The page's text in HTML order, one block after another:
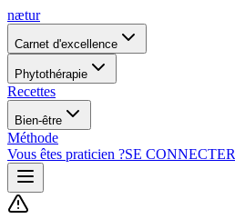
nætur
Carnet d'excellence
Phytothérapie
Recettes
Bien-être
Méthode
Vous êtes praticien ?SE CONNECTER